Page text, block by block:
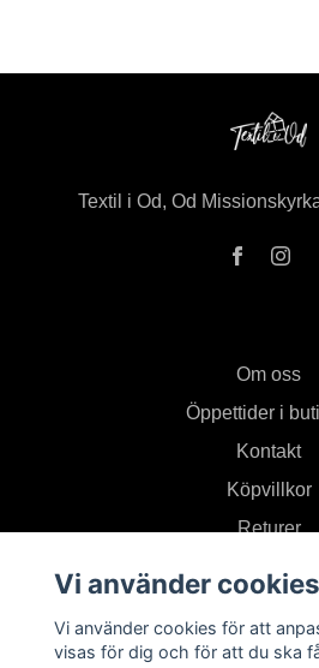
Textil i Od, Od
Om oss
Öppettider i
Kontakt
Köpvillkor
Returer
Prenumerera på
Vi använder cookies
Vi använder cookies för att
visas för dig och för att du ska